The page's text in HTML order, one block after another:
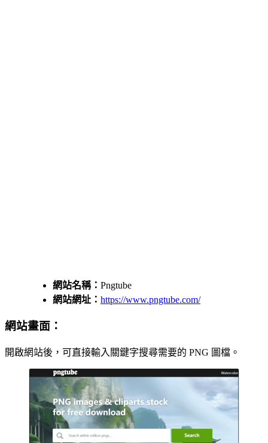
網站名稱： Pngtube
網站網址： https://www.pngtube.com/
網站畫面：
開啟網站後，可直接輸入關鍵字搜尋需要的 PNG 圖檔。